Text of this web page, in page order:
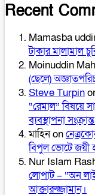
Recent
Mamasba
টাকার মালামাল
Moinuddin
(ছেলে)
Steve Turpin
“রেমাল” বিষয়ে
ব্যবস্থাপনা
মাহিনon
বিপুল ভোটে জয়ী
Nur Islam
লোপাট – “অন
আক্তারুজ্জামান।